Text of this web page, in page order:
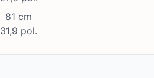
81 cm
31,9 pol.